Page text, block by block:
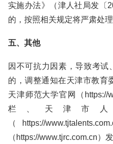
实施办法》（津人社局发〔
的，按照相关规定将严肃处理
五、其他
因不可抗力因素，导致考
的，调整通知在天津市教育
天津师范大学官网（https://
栏、天津市
（https://
（https://www.tjrc.com.cn）